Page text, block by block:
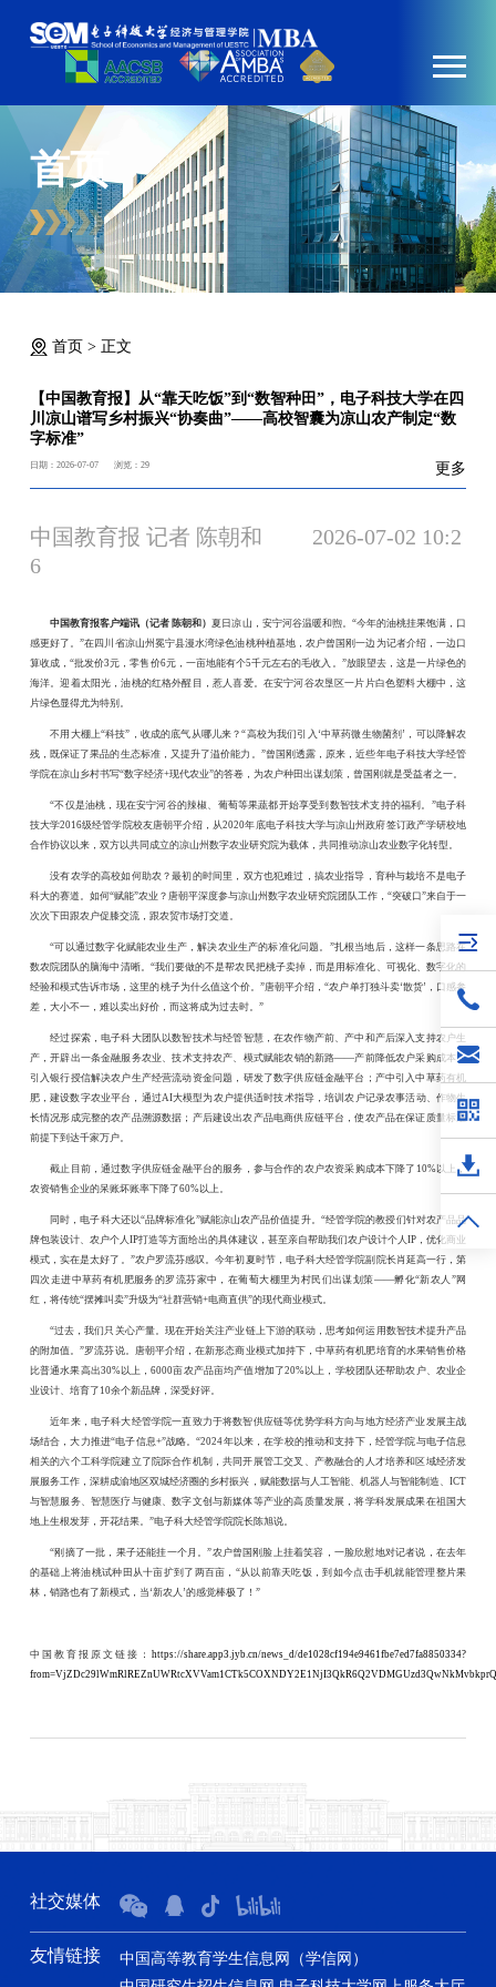
首页
首页 >正文
【中国教育报】从“靠天吃饭”到“数智种田”，电子科技大学在四
川凉山谱写乡村振兴“协奏曲”——高校智囊为凉山农产制定“数
字标准”
日期：2026-07-07 浏览： 29 更多
中国教育报 记者 陈朝和
2026-07-02 10:2
6
中国教育报客户端讯（记者 陈朝和）夏日凉山，安宁河谷温暖和煦。 “今年的油桃挂果饱满，口
感更好了。”在四川省凉山州 冕宁县漫水湾绿色油桃种植基地，农户曾国刚一边为记者介绍，一边口
算收成 ，“批发价3元，零售价6元，一亩地能有个5千元左右的毛收入。 ”放眼望去，这是一片绿色的
海洋。迎着太阳光，油桃的红格外醒目，惹人喜爱。在安宁河谷农垦区一片片白色塑料大棚中 ，这
片绿色显得尤为特别。
不用大棚上“科技”，收成的底气从哪儿来？“高校为我们引入 ‘中草药微生物菌剂’，可以降解农
残，既保证了果品的生态标准，又提升了溢价能力。”曾国刚透露，原来，近些年电子科技大学经管
学院在凉山乡村书写“数字经济+现代农业”的答卷， 为农户种田出谋划策， 曾国刚就是受益者之一。
“不仅是油桃，现在安宁河谷的辣椒、葡萄等果蔬都开始享受到数智技术支持的福利。”电子科
技大学2016级经管学院校友唐朝平介绍 ，从2020年底电子科技大学与凉山州政府签订政产学研校地
合作协议以来，双方以共同成立的凉山州数字农业研究院为载体，共同推动凉山农业数字化转型。
没有农学的高校如何助农？最初的时间里，双方也犯难过，搞农业指导，育种与栽培不是电子
科大的赛道 。 如何“赋能”农业？ 唐朝平深度参与凉山州数字农业研究院团队工作，“突破口”来自于一
次次下田跟农户促膝交流，跟农贸市场打交道。
“可以通过数字化赋能农业生产，解决农业生产的标准化问题。 ”扎根当地后，这样一条思路在
数农院团队的脑海中清晰。 “我们要做的不是帮农民把桃子卖掉，而是用标准化、可视化、数字化的
经验和模式告诉市场，这里的桃子为什么值这个价。”唐朝平介绍，“农户单打独斗卖‘散货’，口感参
差，大小不一，难以卖出好价， 而这将成为过去时。 ”
经过探索，电子科大团队以数智技术与经管智慧，在农作物产前、产中和产后深入支持农户生
产 ，开辟出一条金融服务农业、技术支持农产、模式赋能农销的新路——产前降低农户采购成本，
引入银行授信解决农户生产经营流动资金问题 ， 研发了数字供应链金融平台；产中引入中草药有机
肥，建设数字农业平台，通过AI大模型为农户提供适时技术指导，培训农户记录农事活动、作物生
长情况形成完整的农产品溯源数据；产后建设出农产品电商供应链平台，使农产品在保证质量标准
前提下到达千家万户。
截止目前，通过数字供应链金融平台的服务， 参与合作的农户农资采购成本下降了 10%以上，
农资销售企业的呆账坏账率下降了60%以上。
同时，电子科大还以“品牌标准化”赋能凉山农产品价值提升。 “经管学院的教授们针对农产品品
牌包装设计、农户个人IP打造等方面给出的具体建议，甚至亲自帮助我们农户设计个人IP，优化商业
模式，实在是太好了。”农户罗流芬感叹。今年初夏时节，电子科大经管学院副院长肖延高一行，第
四次走进中草药有机肥服务的罗流芬家中，在葡萄大棚里为村民们出谋划策——孵化“新农人”网
红，将传统“摆摊叫卖”升级为“社群营销+电商直供”的现代商业模式。
“过去，我们 只关心产量。 现在开始关注产业链上下游的联动，思考如何运用数智技术提升产品
的附加值。”罗流芬说。 唐朝平介绍，在新形态商业模式加持下，中草药有机肥培育的水果销售价格
比普通水果高出30%以上，6000亩农产品亩均产值增加了20%以上， 学校团队还帮助农户、农业企
业设计、培育了 10余个新品牌，深受好评。
近年来，电子科大经管学院一直致力于将数智供应链等优势学科方向与地方经济产业发展主战
场结合，大力推进“电子信息+”战略。“2024年以来，在学校的推动和支持下，经管学院与电子信息
相关的六个工科学院建立了院际合作机制，共同开展管工交叉、产教融合的人才培养和区域经济发
展服务工作，深耕成渝地区双城经济圈的乡村振兴，赋能数据与人工智能、机器人与智能制造、ICT
与智慧服务、智慧医疗与健康、数字文创与新媒体等产业的高质量发展，将学科发展成果在祖国大
地上生根发芽，开花结果。 ”电子科大经管学院院长陈旭说。
“刚摘了一批，果子还能挂一个月。”农户曾国刚脸上挂着笑容 ， 一脸欣慰地对记者说，在去年
的基础上将油桃试种 田从十亩扩到了两百亩， “从以前靠天吃饭，到如今点击手机就能管理整片果
林，销路也有了新模式，当‘新农人’的感觉棒极了！”
中国教育报原文链接：https://share.app3.jyb.cn/news_d/de1028cf194e9461fbe7ed7fa8850334?
社交媒体
友情链接
中国高等教育学生信息网（学信网）